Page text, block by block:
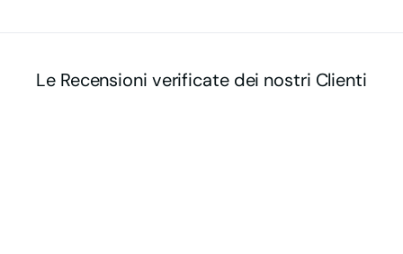
Le Recensioni verificate dei nostri Clienti